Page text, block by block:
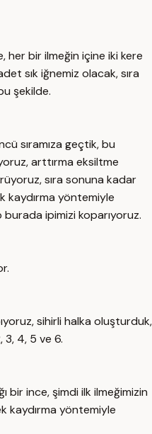
her bir ilmeğin içine iki kere
sık iğnemiz olacak, sıra
şekilde.
sıramıza geçtik, bu
arttırma eksiltme
sıra sonuna kadar
kaydırma yöntemiyle
burada ipimizi koparıyoruz.
sihirli halka oluşturduk,
3, 4, 5 ve 6.
bir ince, şimdi ilk ilmeğimizin
kaydırma yöntemiyle